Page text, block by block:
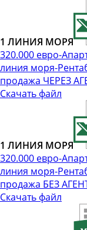
1 ЛИНИЯ МОРЯ
320.000 евро-
линия моря-
продажа ЧЕРЕЗ
Скачать файл
1 ЛИНИЯ МОРЯ
320.000 евро-
линия моря-
продажа БЕЗ
Скачать файл